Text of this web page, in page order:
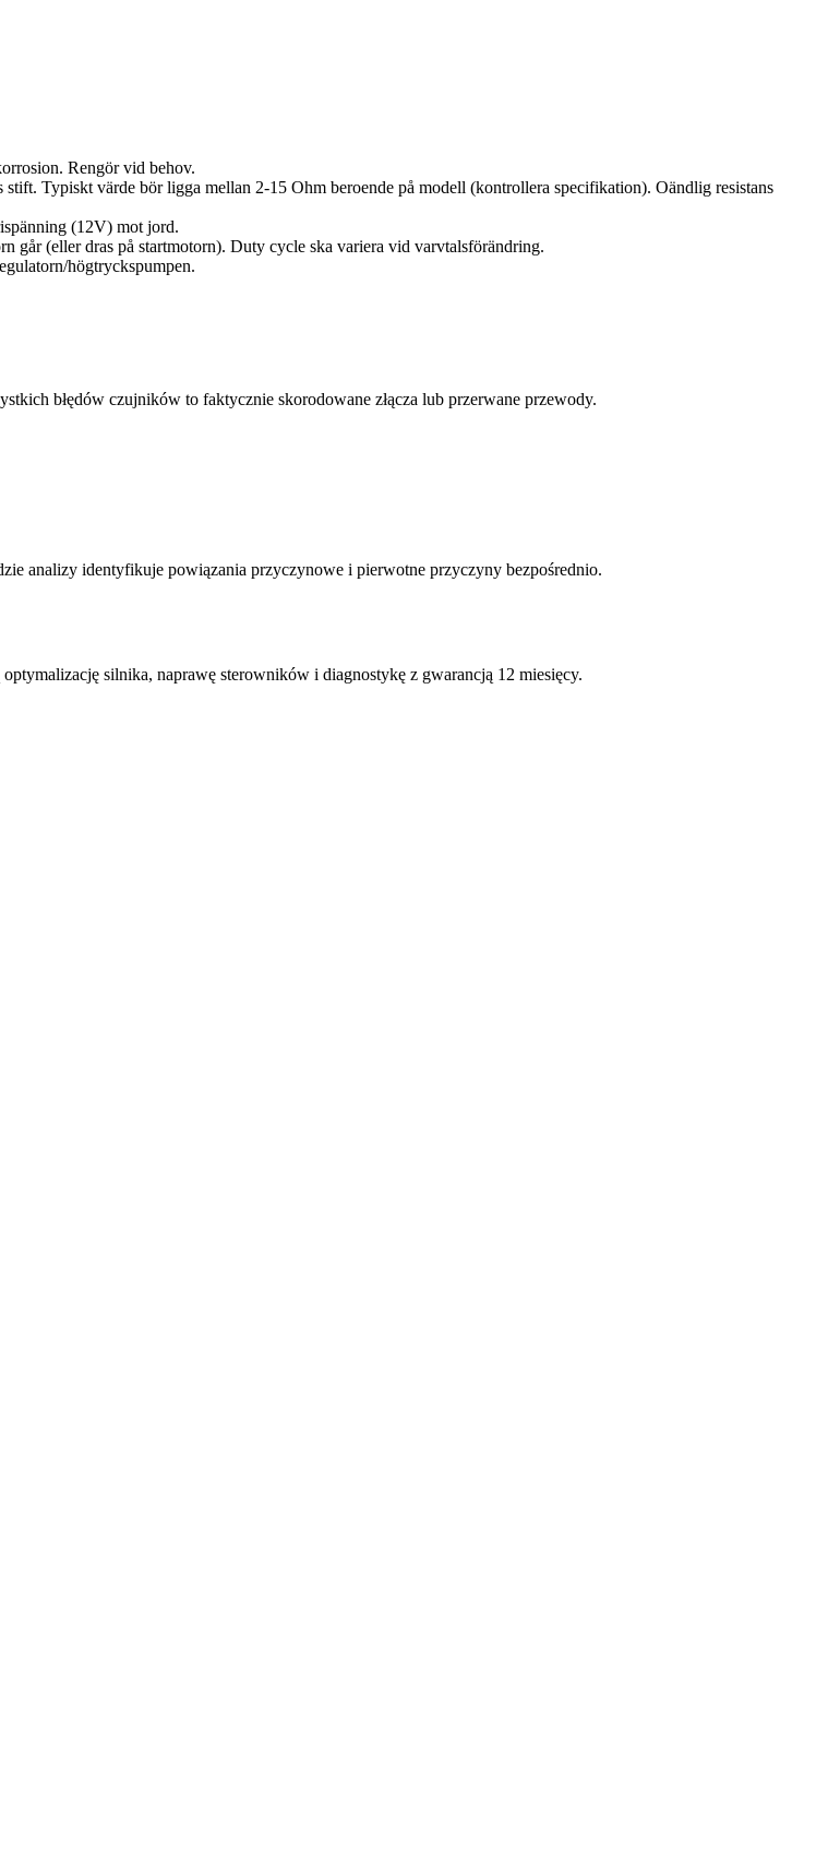
Rengör vid behov.
Typiskt värde bör ligga mellan 2-15 Ohm beroende på modell (kontrollera specifikation). Oändlig resistans
(12V) mot jord.
går (eller dras på startmotorn). Duty cycle ska variera vid varvtalsförändring.
högtryckspumpen.
błędów czujników to faktycznie skorodowane złącza lub przerwane przewody.
analizy identyfikuje powiązania przyczynowe i pierwotne przyczyny bezpośrednio.
silnika, naprawę sterowników i diagnostykę z gwarancją 12 miesięcy.